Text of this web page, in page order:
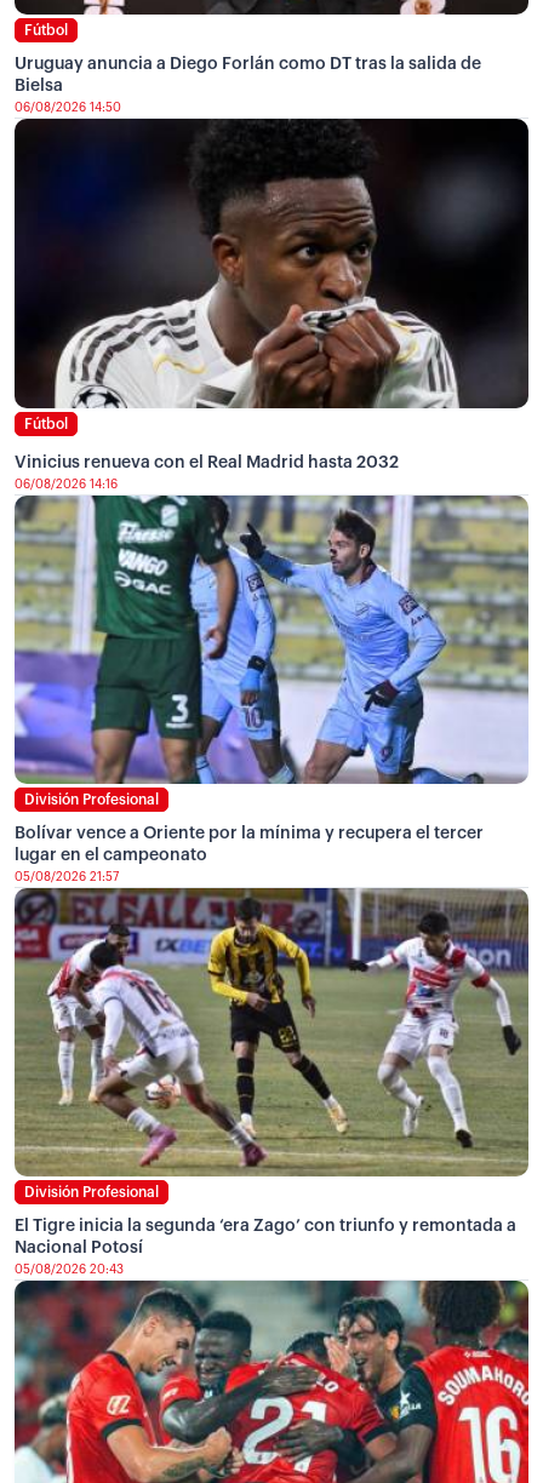
Fútbol
Uruguay anuncia a Diego Forlán como DT tras la salida de
Bielsa
06/08/2026 14:50
Fútbol
Vinicius renueva con el Real Madrid hasta 2032
06/08/2026 14:16
División Profesional
Bolívar vence a Oriente por la mínima y recupera el tercer
lugar en el campeonato
05/08/2026 21:57
División Profesional
El Tigre inicia la segunda ‘era Zago’ con triunfo y remontada a
Nacional Potosí
05/08/2026 20:43